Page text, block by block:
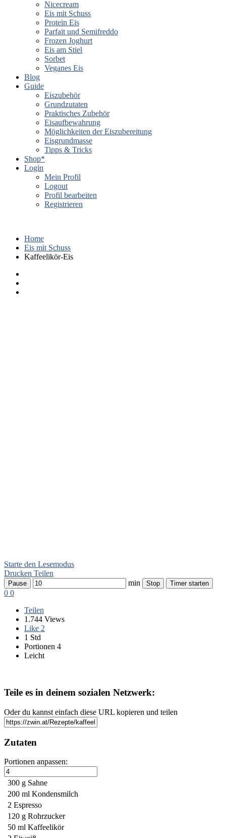
Nicecream
Eis mit Schuss
Protein Eis
Parfait und Semifreddo
Frozen Joghurt
Eis am Stiel
Sorbet
Veganes Eis
Blog
Guide
Eiszubehör
Grundzutaten
Praktisches Zubehör
Eisaufbewahrung
Möglichkeiten der Eiszubereitung
Eisgrundmasse
Tipps & Tricks
Shop*
Login
Mein Profil
Logout
Profil bearbeiten
Registrieren
Home
Eis mit Schuss
Kaffeelikör-Eis
Starte den Lesemodus
Drucken Teilen
Pause min Stop Timer starten
0 0
Teilen
1.744 Views
Like 2
1 Std
Portionen 4
Leicht
Teile es in deinem sozialen Netzwerk:
Oder du kannst einfach diese URL kopieren und teilen
Zutaten
Portionen anpassen:
300 g Sahne
200 ml Kondensmilch
2 Espresso
120 g Rohrzucker
50 ml Kaffeelikör